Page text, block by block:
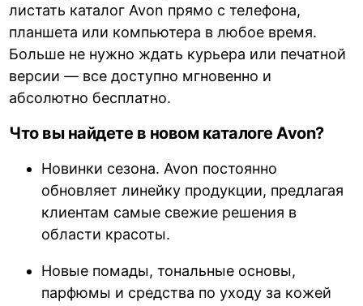
листать каталог Avon прямо с телефона,
планшета или компьютера в любое время.
Больше не нужно ждать курьера или печатной
версии — все доступно мгновенно и
абсолютно бесплатно.
Что вы найдете в новом каталоге Avon?
Новинки сезона. Avon постоянно
обновляет линейку продукции, предлагая
клиентам самые свежие решения в
области красоты.
Новые помады, тональные основы,
парфюмы и средства по уходу за кожей